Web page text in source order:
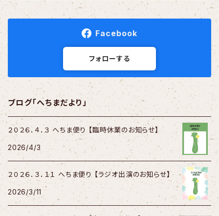
Facebook
フォローする
ブログ「へちまだより」
２０２６．４．３ へちま便り 【臨時休業のお知らせ】
2026/4/3
２０２６．３．１１ へちま便り 【ラジオ出演のお知らせ】
2026/3/11